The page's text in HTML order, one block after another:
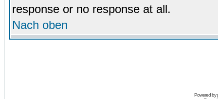
response or no response at all.
Nach oben
Powered by